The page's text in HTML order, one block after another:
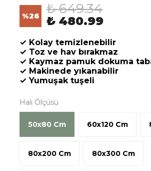
%26 ₺ 649.34
₺ 480.99
✓ Kolay temizlenebilir
✓ Toz ve hav bırakmaz
✓ Kaymaz pamuk dokuma
✓ Makinede yıkanabilir
✓ Yumuşak tuşeli
Halı Ölçüsü
50x80 Cm 60x120 Cm
80x200 Cm 80x300 Cm